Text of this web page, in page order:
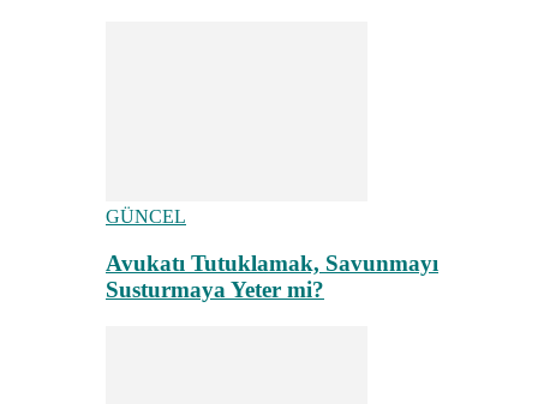
GÜNCEL
Avukatı Tutuklamak, Savunmayı
Susturmaya Yeter mi?